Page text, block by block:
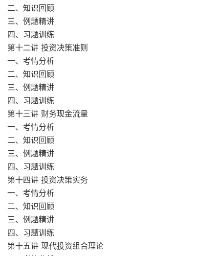
二、知识回顾
三、例题精讲
四、习题训练
第十二讲 投资决策准则
一、考情分析
二、知识回顾
三、例题精讲
四、习题训练
第十三讲 财务现金流量
一、考情分析
二、知识回顾
三、例题精讲
四、习题训练
第十四讲 投资决策实务
一、考情分析
二、知识回顾
三、例题精讲
四、习题训练
第十五讲 现代投资组合理论